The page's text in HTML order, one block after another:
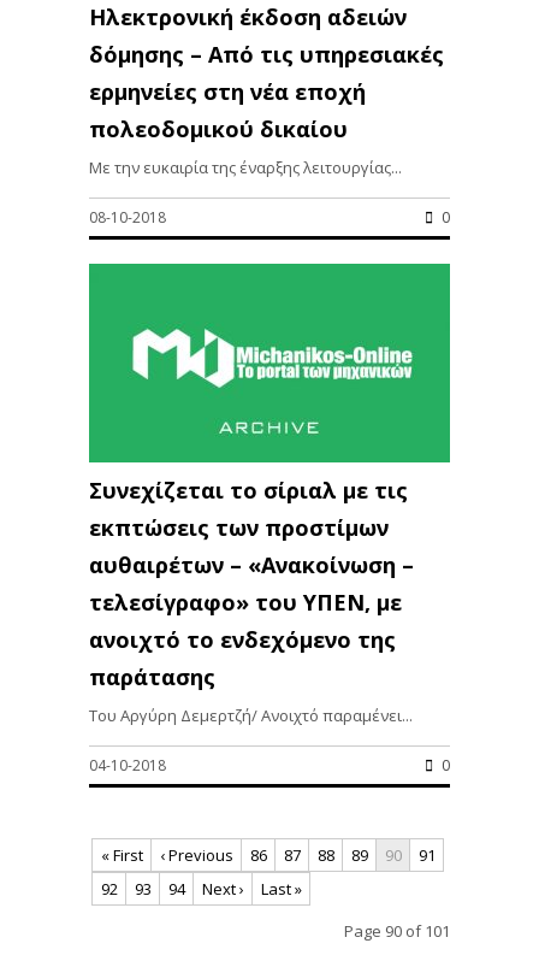
Ηλεκτρονική έκδοση αδειών
δόμησης – Από τις υπηρεσιακές
ερμηνείες στη νέα εποχή
πολεοδομικού δικαίου
Με την ευκαιρία της έναρξης λειτουργίας...
08-10-2018 0
Συνεχίζεται το σίριαλ με τις
εκπτώσεις των προστίμων
αυθαιρέτων – «Ανακοίνωση –
τελεσίγραφο» του ΥΠΕΝ, με
ανοιχτό το ενδεχόμενο της
παράτασης
Του Αργύρη Δεμερτζή/ Ανοιχτό παραμένει...
04-10-2018 0
« First ‹ Previous 86 87 88 89 90
91
92
93 94 Next ›
Last »
Page 90 of 101